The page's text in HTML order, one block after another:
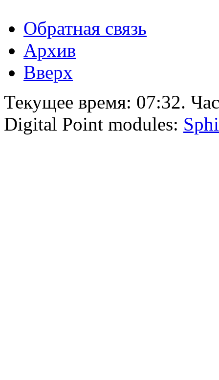
Обратная связь
Архив
Вверх
Текущее время: 07:32.
Digital Point modules: